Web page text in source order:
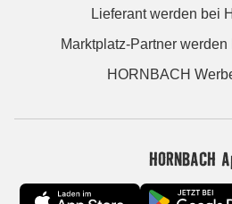
Lieferant werden bei
Marktplatz-Partner
HORNBACH
HORNBACH